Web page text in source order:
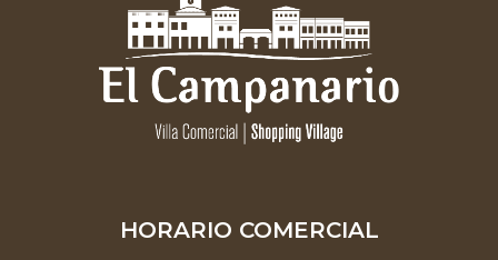
HORARIO COMERCIAL